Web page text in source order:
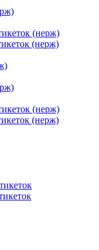
(нерж)
(нерж)
(нерж)
(нерж)